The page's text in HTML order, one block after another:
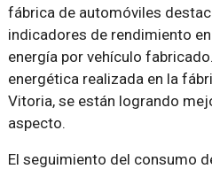
fábrica de automóviles
indicadores de rendimiento
energía por vehículo
energética realizada en la
Vitoria, se están logrando
aspecto.
El seguimiento del consumo